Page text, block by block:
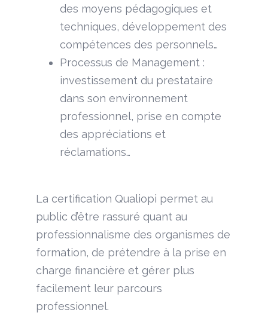
des moyens pédagogiques et
techniques, développement des
compétences des personnels…
Processus de Management :
investissement du prestataire
dans son environnement
professionnel, prise en compte
des appréciations et
réclamations…
La certification Qualiopi permet au
public d’être rassuré quant au
professionnalisme des organismes de
formation, de prétendre à la prise en
charge financière et gérer plus
facilement leur parcours
professionnel.